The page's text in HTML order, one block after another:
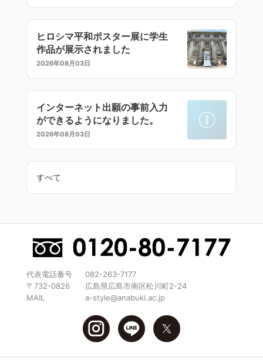
ヒロシマ平和ポスター展に学生
作品が展示されました
2026年08月03日
インターネット出願の事前入力
ができるようになりました。
2026年08月03日
すべて
代表電話番号
082-263-7177
〒732-0826
広島県広島市南区松川町2-24
MAIL
a-style@anabuki.ac.jp